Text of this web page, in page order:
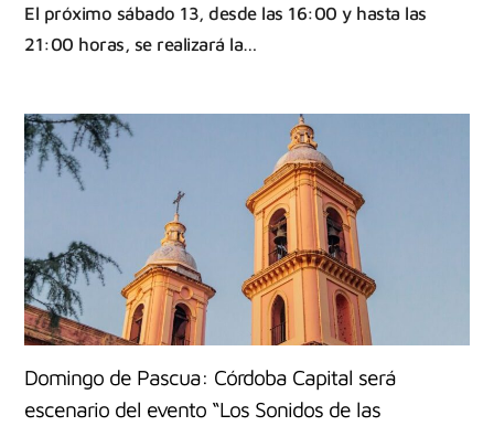
El próximo sábado 13, desde las 16:00 y hasta las
21:00 horas, se realizará la…
Domingo de Pascua: Córdoba Capital será
escenario del evento “Los Sonidos de las